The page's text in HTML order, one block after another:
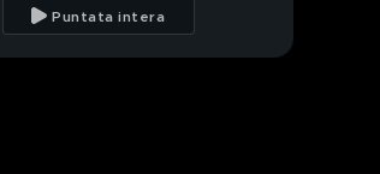
all'interno della
Puntata intera